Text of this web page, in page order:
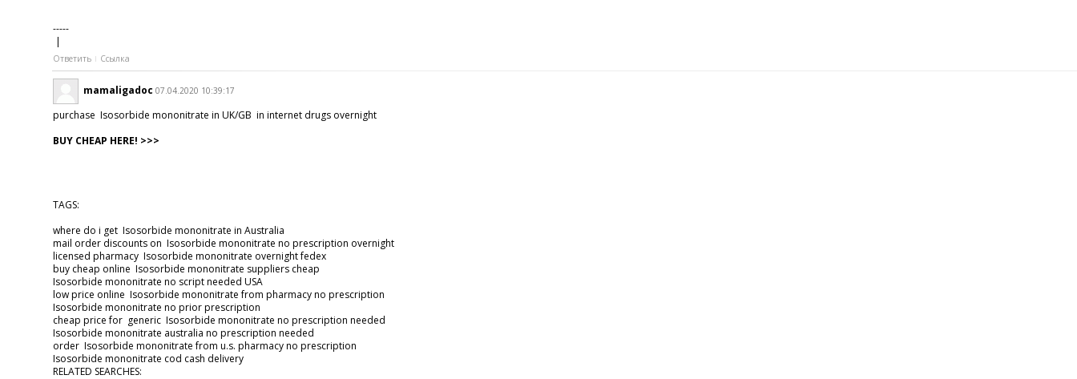
-----
|
Ответить Ссылка
mamaligadoc 07.04.2020 10:39:17
purchase Isosorbide mononitrate in UK/GB in internet drugs overnight
BUY CHEAP HERE! >>>
TAGS:
where do i get Isosorbide mononitrate in Australia
mail order discounts on Isosorbide mononitrate no prescription overnight
licensed pharmacy Isosorbide mononitrate overnight fedex
buy cheap online Isosorbide mononitrate suppliers cheap
Isosorbide mononitrate no script needed USA
low price online Isosorbide mononitrate from pharmacy no prescription
Isosorbide mononitrate no prior prescription
cheap price for generic Isosorbide mononitrate no prescription needed
Isosorbide mononitrate australia no prescription needed
order Isosorbide mononitrate from u.s. pharmacy no prescription
Isosorbide mononitrate cod cash delivery
RELATED SEARCHES: